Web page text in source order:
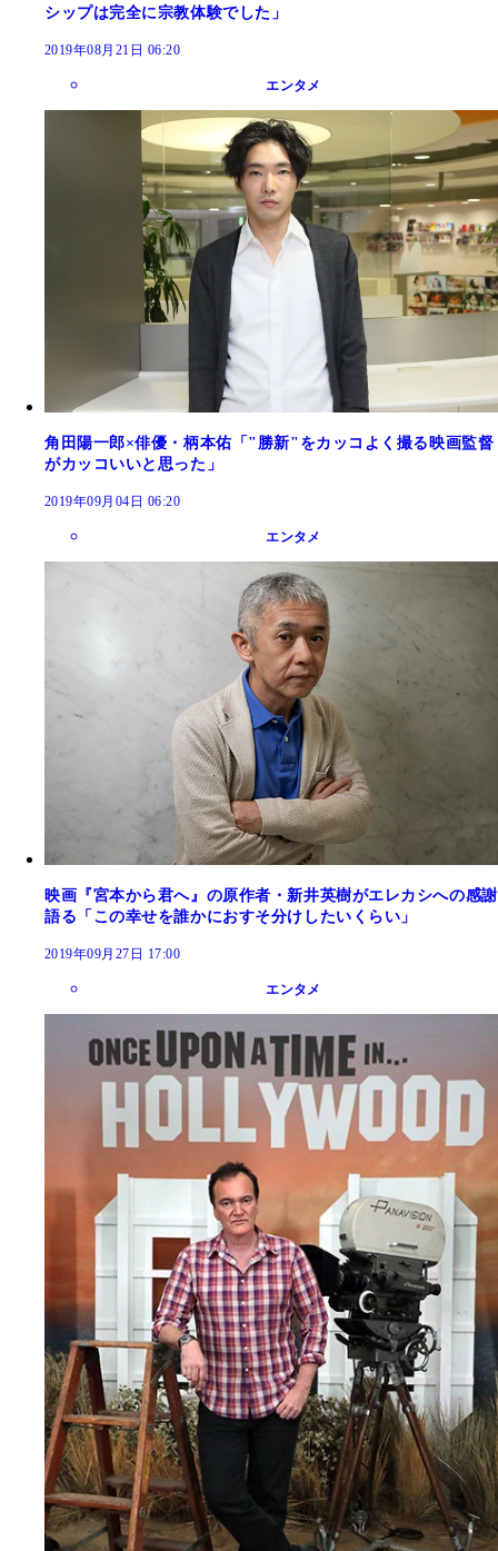
シップは完全に宗教体験でした」
2019年08月21日 06:20
エンタメ
角田陽一郎×俳優・柄本佑「"勝新"をカッコよく撮る映画監督
がカッコいいと思った」
2019年09月04日 06:20
エンタメ
映画『宮本から君へ』の原作者・新井英樹がエレカシへの感謝
語る「この幸せを誰かにおすそ分けしたいくらい」
2019年09月27日 17:00
エンタメ